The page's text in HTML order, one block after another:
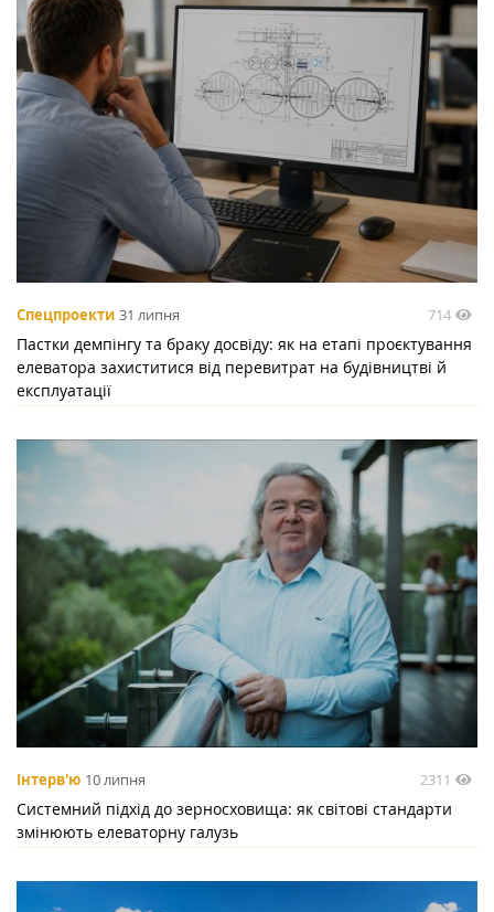
Спецпроекти 31 липня 714
Пастки демпінгу та браку досвіду: як на етапі проєктування
елеватора захиститися від перевитрат на будівництві й
експлуатації
Інтерв'ю 10 липня 2311
Системний підхід до зерносховища: як світові стандарти
змінюють елеваторну галузь